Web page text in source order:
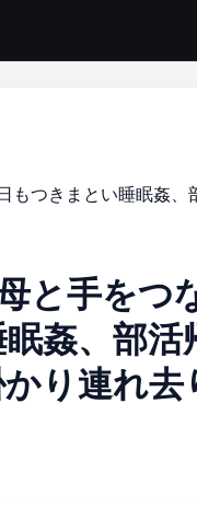
もつきまとい睡眠姦、
と手をつ
姦、部活
り連れ去